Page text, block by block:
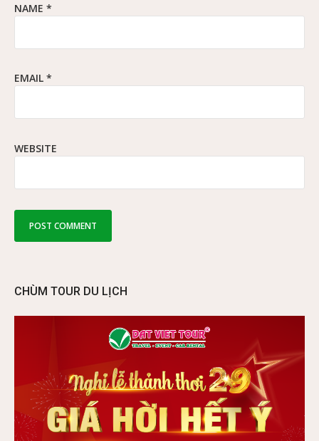
NAME *
EMAIL *
WEBSITE
CHÙM TOUR DU LỊCH